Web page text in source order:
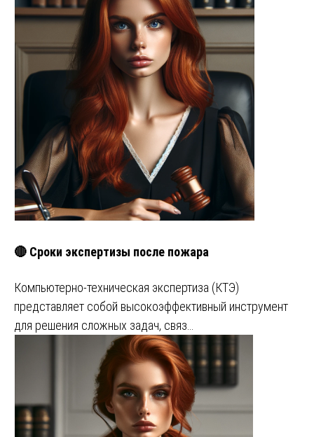
🔴 Сроки экспертизы после пожара
Компьютерно-техническая экспертиза (КТЭ)
представляет собой высокоэффективный инструмент
для решения сложных задач, связ…